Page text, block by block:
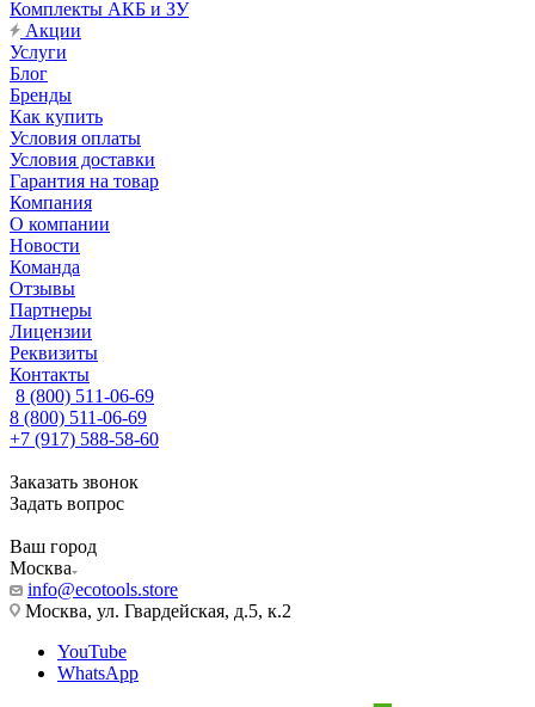
Комплекты АКБ и ЗУ
Акции
Услуги
Блог
Бренды
Как купить
Условия оплаты
Условия доставки
Гарантия на товар
Компания
О компании
Новости
Команда
Отзывы
Партнеры
Лицензии
Реквизиты
Контакты
8 (800) 511-06-69
8 (800) 511-06-69
+7 (917) 588-58-60
Заказать звонок
Задать вопрос
Ваш город
Москва
info@ecotools.store
Москва, ул. Гвардейская, д.5, к.2
YouTube
WhatsApp